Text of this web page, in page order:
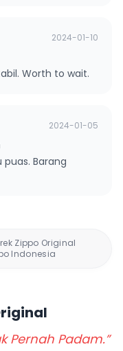
2024-01-10
Worth to wait.
2024-01-05
puas. Barang
Zippo Original
Indonesia
Pernah Padam.”